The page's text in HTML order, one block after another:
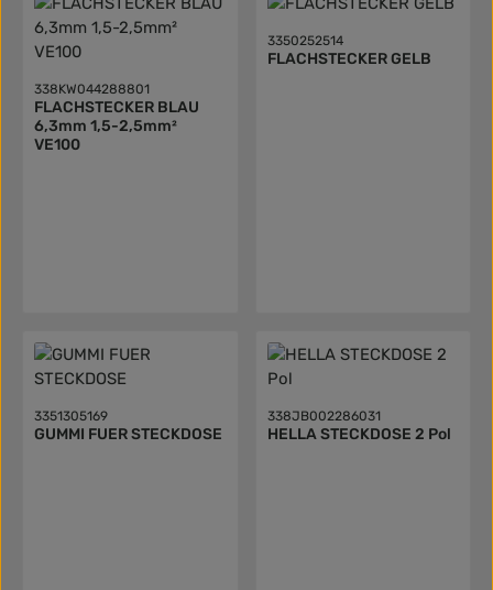
338KW044288801
FLACHSTECKER BLAU
6,3mm 1,5-2,5mm²
VE100
3350252514
FLACHSTECKER GELB
3351305169
GUMMI FUER STECKDOSE
338JB002286031
HELLA STECKDOSE 2 Pol